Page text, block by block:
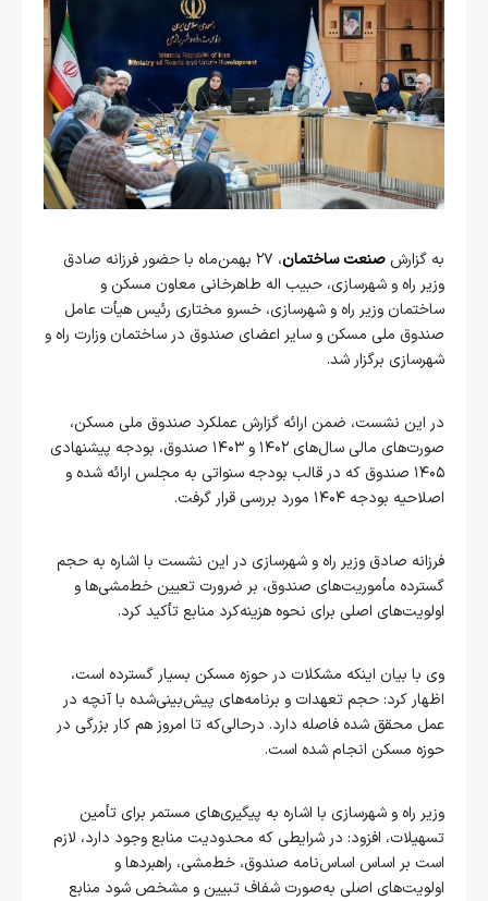
به گزارش صنعت ساختمان
، ۲۷ بهمن‌ماه با حضور فرزانه صادق
وزیر راه و شهرسازی، حبیب اله طاهرخانی معاون مسکن و
ساختمان وزیر راه و شهرسازی، خسرو مختاری رئیس هیأت عامل
صندوق ملی مسکن و سایر اعضای صندوق در ساختمان وزارت راه و
شهرسازی برگزار شد.
در این نشست، ضمن ارائه گزارش عملکرد صندوق ملی مسکن،
صورت‌های مالی سال‌های ۱۴۰۲ و ۱۴۰۳ صندوق، بودجه پیشنهادی
۱۴۰۵ صندوق که در قالب بودجه سنواتی به مجلس ارائه شده و
اصلاحیه بودجه ۱۴۰۴ مورد بررسی قرار گرفت.
فرزانه صادق وزیر راه و شهرسازی در این نشست با اشاره به حجم
گسترده مأموریت‌های صندوق، بر ضرورت تعیین خط‌مشی‌ها و
اولویت‌های اصلی برای نحوه هزینه‌کرد منابع تأکید کرد.
وی با بیان اینکه مشکلات در حوزه مسکن بسیار گسترده است،
اظهار کرد: حجم تعهدات و برنامه‌های پیش‌بینی‌شده با آنچه در
عمل محقق شده فاصله دارد. درحالی‌که تا امروز هم کار بزرگی در
حوزه مسکن انجام شده است.
وزیر راه و شهرسازی با اشاره به پیگیری‌های مستمر برای تأمین
تسهیلات، افزود: در شرایطی که محدودیت منابع وجود دارد، لازم
است بر اساس اساس‌نامه صندوق، خط‌مشی، راهبردها و
اولویت‌های اصلی به‌صورت شفاف تبیین و مشخص شود منابع